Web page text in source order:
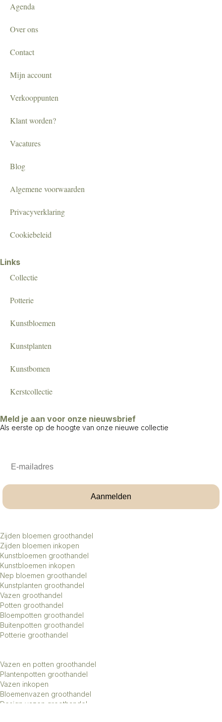
Agenda
Over ons
Contact
Mijn account
Verkooppunten
Klant worden?
Vacatures
Blog
Algemene voorwaarden
Privacyverklaring
Cookiebeleid
Links
Collectie
Potterie
Kunstbloemen
Kunstplanten
Kunstbomen
Kerstcollectie
Meld je aan voor onze nieuwsbrief
Als eerste op de hoogte van onze nieuwe collectie
Aanmelden
Zijden bloemen groothandel
Zijden bloemen inkopen
Kunstbloemen groothandel
Kunstbloemen inkopen
Nep bloemen groothandel
Kunstplanten groothandel
Vazen groothandel
Potten groothandel
Bloempotten groothandel
Buitenpotten groothandel
Potterie groothandel
Vazen en potten groothandel
Plantenpotten groothandel
Vazen inkopen
Bloemenvazen groothandel
Design vazen groothandel